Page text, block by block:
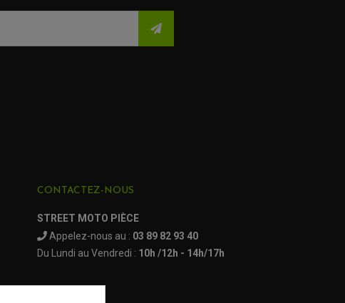
CONTACTEZ-NOUS
STREET MOTO PIÈCE
Appelez-nous au : 03 89 82 93 40
Du Lundi au Vendredi : 10h /12h - 14h/17h